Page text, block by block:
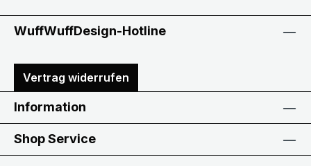
WuffWuffDesign-Hotline
Vertrag widerrufen
Information
Shop Service